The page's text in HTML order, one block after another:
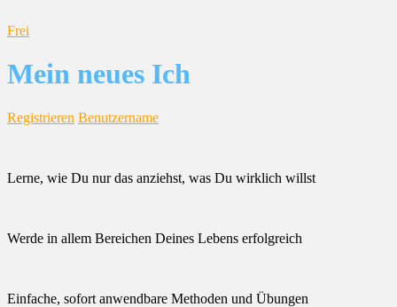
Frei
Mein neues Ich
Registrieren Benutzername
Lerne, wie Du nur das anziehst, was Du wirklich willst
Werde in allem Bereichen Deines Lebens erfolgreich
Einfache, sofort anwendbare Methoden und Übungen